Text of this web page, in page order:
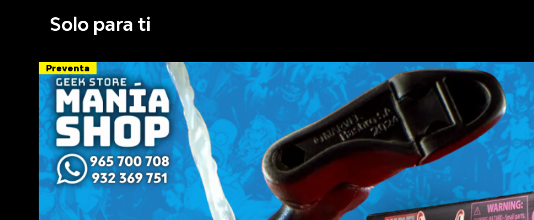
Solo para ti
Preventa